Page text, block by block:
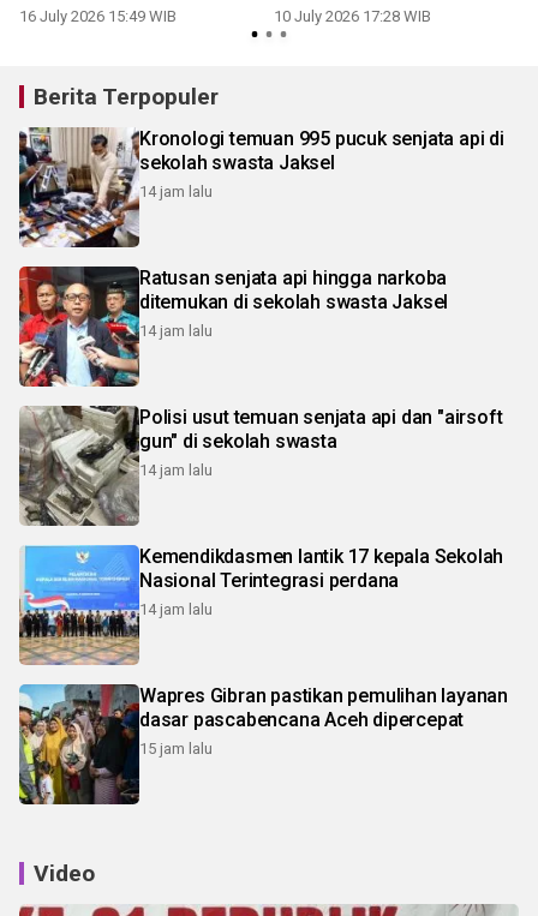
16 July 2026 15:49 WIB 10 July 2026 17:28 WIB
Berita Terpopuler
Kronologi temuan 995 pucuk senjata api di
sekolah swasta Jaksel
14 jam lalu
Ratusan senjata api hingga narkoba
ditemukan di sekolah swasta Jaksel
14 jam lalu
Polisi usut temuan senjata api dan "airsoft
gun" di sekolah swasta
14 jam lalu
Kemendikdasmen lantik 17 kepala Sekolah
Nasional Terintegrasi perdana
14 jam lalu
Wapres Gibran pastikan pemulihan layanan
dasar pascabencana Aceh dipercepat
15 jam lalu
Video